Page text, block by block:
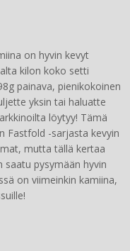
on hyvin kevyt
kilon koko setti
painava, pienikokoinen
yksin tai haluatte
löytyy! Tämä
Fastfold -sarjasta kevyin
mutta tällä kertaa
pysymään hyvin
on viimeinkin kamiina,